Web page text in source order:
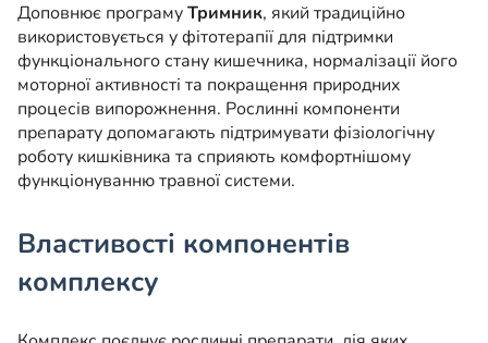
Доповнює програмуТримник, який традиційно
використовується у фітотерапії для підтримки
функціонального стану кишечника, нормалізації його
моторної активності та покращення природних
процесів випорожнення. Рослинні компоненти
препарату допомагають підтримувати фізіологічну
роботу кишківника та сприяють комфортнішому
функціонуванню травної системи.
Властивості компонентів
комплексу